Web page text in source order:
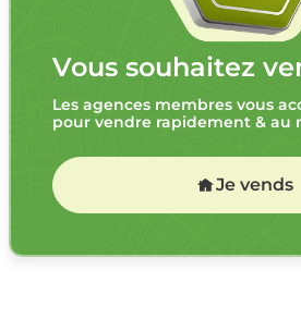
Vous souhaitez
Les agences membres vous
pour vendre rapidement & au
Je vends